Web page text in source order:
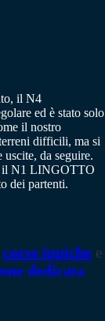
il N4
ed è stato solo
il nostro
difficili, ma si
da seguire.
il N1 LINGOTTO
dei partenti.
corse ippiche e
dedicata